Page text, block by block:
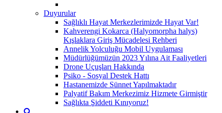
Duyurular
Sağlıklı Hayat Merkezlerimizde Hayat Var!
Kahverengi Kokarca (Halyomorpha halys)
Kışlaklara Giriş Mücadelesi Rehberi
Annelik Yolculuğu Mobil Uygulaması
Müdürlüğümüzün 2023 Yılına Ait Faaliyetleri
Drone Uçuşları Hakkında
Psiko - Sosyal Destek Hattı
Hastanemizde Sünnet Yapılmaktadır
Palyatif Bakım Merkezimiz Hizmete Girmiştir
Sağlıkta Şiddeti Kınıyoruz!